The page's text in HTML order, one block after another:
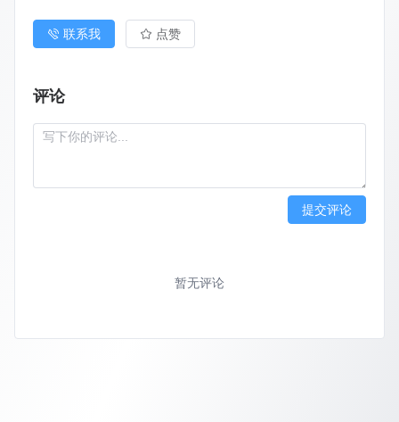
联系我 点赞
评论
提交评论
暂无评论